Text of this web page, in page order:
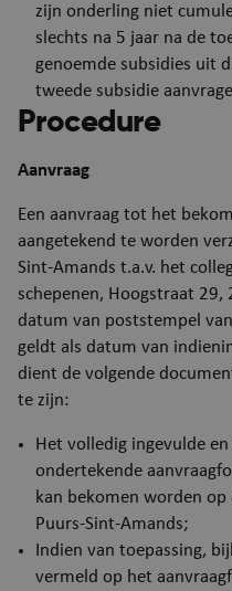
zijn onderling niet
slechts na 5 jaar na de
genoemde subsidies uit
tweede subsidie
Procedure
​Aanvraag
Een aanvraag tot het
aangetekend te worden
Sint-Amands t.a.v. het
schepenen, Hoogstraat 29,
datum van poststempel
geldt als datum van
dient de volgende
te zijn:
Het volledig ingevulde
ondertekende
kan bekomen worden
Puurs-Sint-Amands;
Indien van toepassing,
vermeld op het